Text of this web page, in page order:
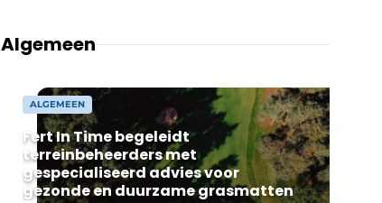
Algemeen
ALGEMEEN
Fert In Time begeleidt
terreinbeheerders met
gespecialiseerd advies voor
gezonde en duurzame grasmatten